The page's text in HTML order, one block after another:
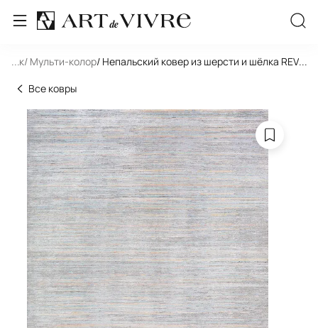
... / Мульти-колор/ Непальский ковер из шерсти и шёлка
...
Все ковры